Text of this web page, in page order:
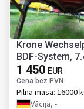
Krone
BDF-System,
1 450 EUR
Cena bez PVN
Pilna masa: 16000
Vācija, -